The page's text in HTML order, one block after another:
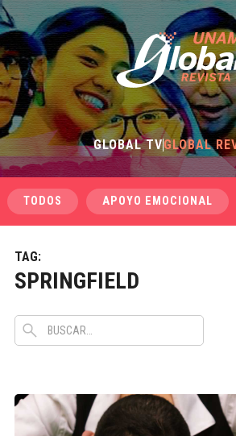
GLOBAL TVGLOBAL
TODOS APOYO EMOCIONAL
TAG:
SPRINGFIELD